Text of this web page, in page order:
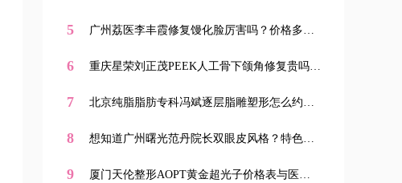
末提供新颜智尚小程序、微信、电话三种预约方
5
广州荔医李丰霞修复馒化脸厉害吗？价格多
颜智尚小程序一键预约！
6
重庆星荣刘正茂PEEK人工骨下颌角修复贵吗？
小程序一键预约！-新颜智尚小程序一键预约！
7
北京纯脂脂肪专科冯斌逐层脂雕塑形怎么约？
全解析
8
想知道广州曙光范丹院长双眼皮风格？特色项
询
9
厦门天伦整形AOPT黄金超光子价格表与医生